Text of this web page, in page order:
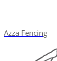
Azza Fencing